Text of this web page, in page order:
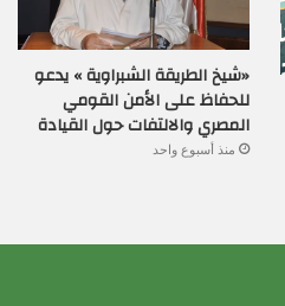
«شيخ الطريقة الشبراوية » يدعو
للحفاظ على الأمن القومي
المصري والالتفات حول القيادة
منذ أسبوع واحد